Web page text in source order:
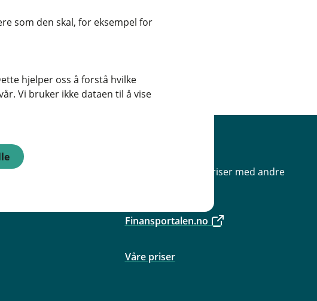
Sammenlign våre priser med andre
Finansportalen.no
Våre priser
som den skal, for eksempel for
hjelper oss å forstå hvilke
Vi bruker ikke dataen til å vise